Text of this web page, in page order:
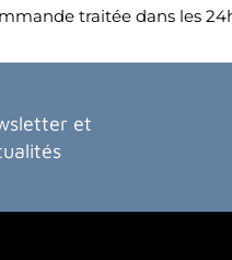
traitée dans les
et